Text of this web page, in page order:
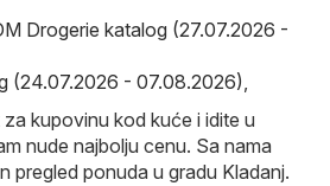
Drogerie katalog (27.07.2026 -
(24.07.2026 - 07.08.2026),
kupovinu kod kuće i idite u
nude najbolju cenu. Sa nama
pregled ponuda u gradu Kladanj.